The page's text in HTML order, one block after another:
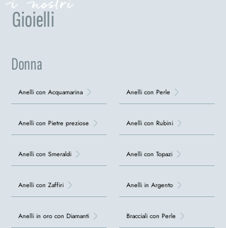
Gioielli
Donna
Anelli con Acquamarina
Anelli con Pietre preziose
Anelli con Smeraldi
Anelli con Zaffiri
Anelli in oro con Diamanti
Anelli con Perle
Anelli con Rubini
Anelli con Topazi
Anelli in Argento
Bracciali con Perle